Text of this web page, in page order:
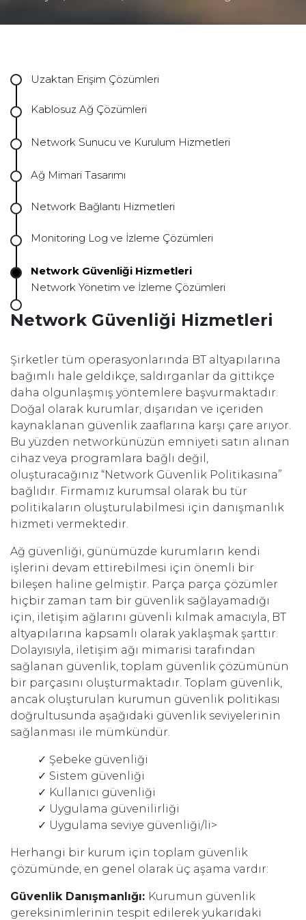
Uzaktan Erişim Çözümleri
Kablosuz Ağ Çözümleri
Network Sunucu ve Kurulum Hizmetleri
Ağ Mimari Tasarımı
Network Bağlantı Hizmetleri
Monitoring Log ve İzleme Çözümleri
Network Güvenliği Hizmetleri
Network Yönetim ve İzleme Çözümleri
Network Güvenliği Hizmetleri
Şirketler tüm operasyonlarında BT altyapılarına
bağımlı hale geldikçe, saldırganlar da gittikçe
daha olgunlaşmış yöntemlere başvurmaktadır.
Doğal olarak kurumlar, dışarıdan ve içeriden
kaynaklanan güvenlik zaaflarına karşı çare arıyor.
Bu yüzden networkünüzün emniyeti satın alınan
cihaz veya programlara bağlı değil,
oluşturacağınız “Network Güvenlik Politikasına”
bağlıdır. Firmamız kurumsal olarak bu tür
politikaların oluşturulabilmesi için danışmanlık
hizmeti vermektedir.
Ağ güvenliği, günümüzde kurumların kendi
işlerini devam ettirebilmesi için önemli bir
bileşen haline gelmiştir. Parça parça çözümler
hiçbir zaman tam bir güvenlik sağlayamadığı
için, iletişim ağlarını güvenli kılmak amacıyla, BT
altyapılarına kapsamlı olarak yaklaşmak şarttır.
Dolayısıyla, iletişim ağı mimarisi tarafından
sağlanan güvenlik, toplam güvenlik çözümünün
bir parçasını oluşturmaktadır. Toplam güvenlik,
ancak oluşturulan kurumun güvenlik politikası
doğrultusunda aşağıdaki güvenlik seviyelerinin
sağlanması ile mümkündür.
✓ Şebeke güvenliği
✓ Sistem güvenliği
✓ Kullanıcı güvenliği
✓ Uygulama güvenilirliği
✓ Uygulama seviye güvenliği/li>
Herhangi bir kurum için toplam güvenlik
çözümünde, en genel olarak üç aşama vardır:
Güvenlik Danışmanlığı: Kurumun güvenlik
gereksinimlerinin tespit edilerek yukarıdaki